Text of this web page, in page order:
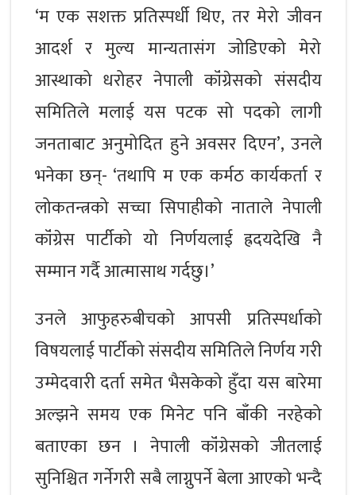
‘म एक सशक्त प्रतिस्पर्धी थिए, तर मेरो जीवन
आदर्श र मुल्य मान्यतासंग जोडिएको मेरो
आस्थाको धरोहर नेपाली कॉंग्रेसको संसदीय
समितिले मलाई यस पटक सो पदको लागी
जनताबाट अनुमोदित हुने अवसर दिएन’, उनले
भनेका छन्- ‘तथापि म एक कर्मठ कार्यकर्ता र
लोकतन्त्रको सच्चा सिपाहीको नाताले नेपाली
कॉंग्रेस पार्टीको यो निर्णयलाई ह्रदयदेखि नै
सम्मान गर्दै आत्मासाथ गर्दछु।’
उनले आफुहरुबीचको आपसी प्रतिस्पर्धाको
विषयलाई पार्टीको संसदीय समितिले निर्णय गरी
उम्मेदवारी दर्ता समेत भैसकेको हुँदा यस बारेमा
अल्झने समय एक मिनेट पनि बाँकी नरहेको
बताएका छन । नेपाली कॉंग्रेसको जीतलाई
सुनिश्चित गर्नेगरी सबै लाग्नुपर्ने बेला आएको भन्दै